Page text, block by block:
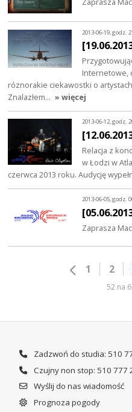
2013-06-19, godz.
Internetowe,
róznorakie ciekawostki o
Znalazłem… » więcej
2013-06-12, godz.
Relacja z
w Łodzi w
czerwca 2013 roku. Audycję
2013-06-05, godz.
Zaprasza
1 2
52 na
Zadzwoń do studia: 510
Czujny non stop: 510 777
Wyślij do nas wiadomość
Prognoza pogody